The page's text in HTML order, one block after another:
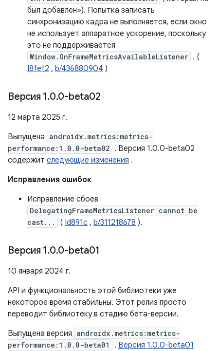
был добавлен»). Попытка записать
синхронизацию кадра не выполняется, если окно
не использует аппаратное ускорение, поскольку
это не поддерживается
Window.OnFrameMetricsAvailableListener . (
I8fef2 , b/436880904 )
Версия 1.0.0-beta02
12 марта 2025 г.
Выпущена androidx.metrics:metrics-
performance:1.0.0-beta02 . Версия 1.0.0-beta02
содержит следующие изменения .
Исправления ошибок
Исправление сбоев
DelegatingFrameMetricsListener cannot be
cast...
( Id891c , b/311218678 ).
Версия 1.0.0-beta01
10 января 2024 г.
API и функциональность этой библиотеки уже
некоторое время стабильны. Этот релиз просто
переводит библиотеку в стадию бета-версии.
Выпущена версия androidx.metrics:metrics-
performance:1.0.0-beta01
. Версия 1.0.0-beta01